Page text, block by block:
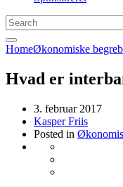
HomeØkonomiske
Hvad er
3. februar 2017
Kasper Friis
Posted in